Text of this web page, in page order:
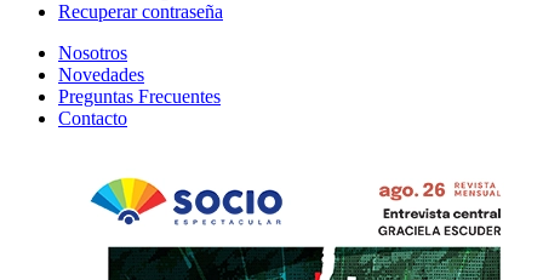
Recuperar contraseña
Nosotros
Novedades
Preguntas Frecuentes
Contacto